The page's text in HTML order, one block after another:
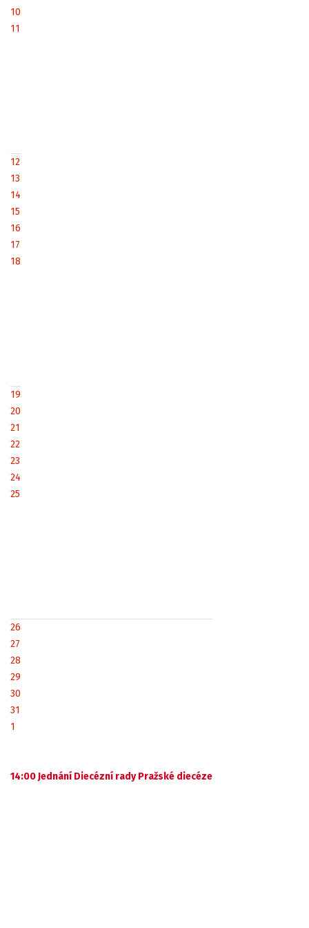
10
11
12
13
14
15
16
17
18
19
20
21
22
23
24
25
26
27
28
29
30
31
1
14:00 Jednání Diecézní rady Pražské diecéze